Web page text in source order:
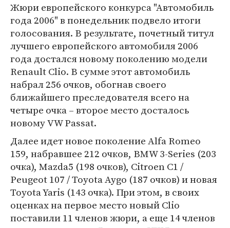
Жюри европейского конкурса "Автомобиль
года 2006" в понедельник подвело итоги
голосования. В результате, почетный титул
лучшего европейского автомобиля 2006
года достался новому поколению модели
Renault Clio. В сумме этот автомобиль
набрал 256 очков, обогнав своего
ближайшего преследователя всего на
четыре очка – второе место досталось
новому VW Passat.
Далее идет новое поколение Alfa Romeo
159, набравшее 212 очков, BMW 3-Series (203
очка), Mazda5 (198 очков), Citroen C1 /
Peugeot 107 / Toyota Aygo (187 очков) и новая
Toyota Yaris (143 очка). При этом, в своих
оценках на первое место новый Clio
поставили 11 членов жюри, а еще 14 членов